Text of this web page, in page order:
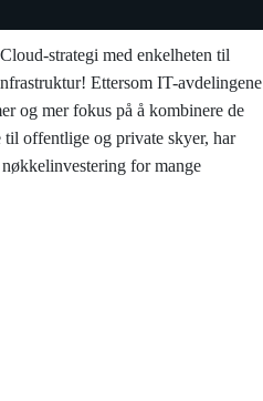
strategi med enkelheten til
Ettersom IT-avdelingene
og mer fokus på å kombinere de
til offentlige og private skyer, har
for mange